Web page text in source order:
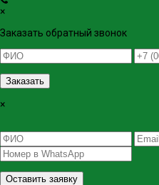
×
Заказать обратный звонок
Заказать
×
Оставить заявку